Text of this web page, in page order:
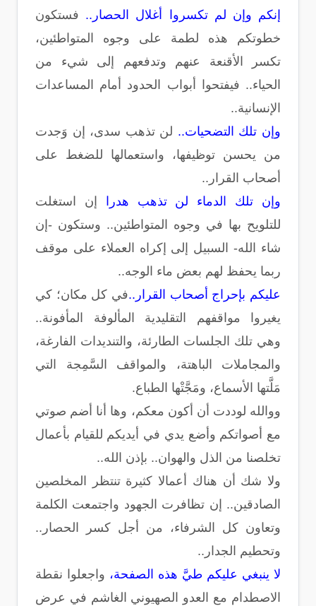
إنكم وإن لم تكسروا أغلال الحصار.. فستكون
خطوتكم هذه لطمة على وجوه المتواطئين،
تكسر الأقنعة عنهم وتدفعهم إلى شيء من
الحياء.. فيفتحوا أبواب الحدود أمام المساعدات
الإنسانية..
وإن تلك التضحيات.. لن تذهب سدى، إن وَجدت
من يحسن توظيفها، واستعمالها للضغط على
أصحاب القرار..
وإن تلك الدماء لن تذهب هدرا
إن استغلت
للتلويح بها في وجوه المتواطئين.. وستكون -إن
شاء الله- السبيل إلى إكراه العملاء على موقف
ربما يحفظ لهم بعض ماء الوجه..
عليكم بإحراج أصحاب القرار..في كل مكان؛ كي
يغيروا مواقفهم التقليدية المألوفة المأفونة..
وهي تلك الجلسات الطارئة، والتنديدات الفارغة،
والمجاملات الباهتة، والمواقف السَّمِجة التي
مَلَّتها الأسماع، ومَجَّتْها الطباع.
ووالله لوددت أن أكون معكم، وها أنا أضم صوتي
مع أصواتكم وأضع يدي في أيديكم للقيام بأعمال
تخلصنا من الذل والهوان.. بإذن الله..
ولا شك أن هناك أعمالا كثيرة تنتظر المخلصين
الصادقين.. إن تظافرت الجهود واجتمعت الكلمة
وتعاون كل الشرفاء، من أجل كسر الحصار..
وتحطيم الجدار..
لا ينبغي عليكم طيَّ هذه الصفحة، واجعلوا نقطة
الاصطدام مع العدو الصهيوني الغاشم في عرض